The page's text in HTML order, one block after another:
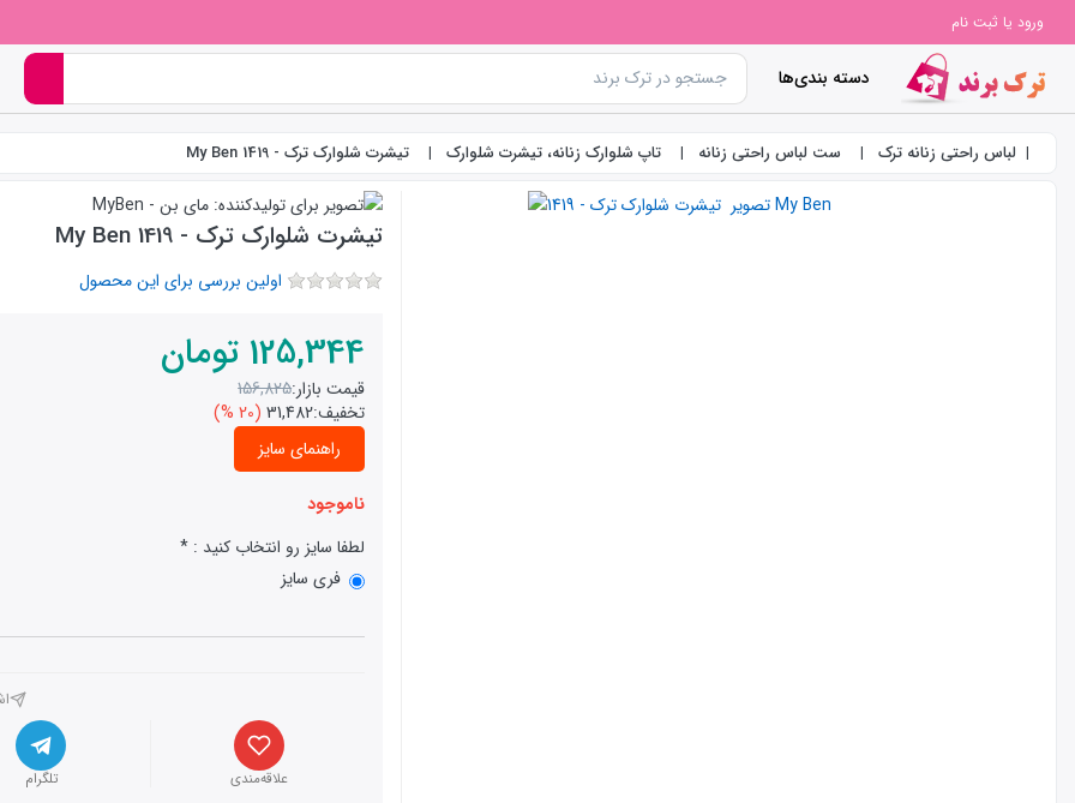
ورود یا ثبت نام
دسته بندی‌ها
لباس راحتی زنانه ترک ست لباس راحتی زنانه تاپ شلوارک زنانه، تیشرت شلوارک تیشرت شلوارک ترک - 1419 My Ben
تیشرت شلوارک ترک - 1419 My Ben
اولین بررسی برای این محصول
125,344 تومان
قیمت بازار:156,825
تخفیف:31,482
(20 %)
راهنمای سایز
ناموجود
لطفا سایز رو انتخاب کنید :
فری سایز
علاقه‌مندی تلگرام